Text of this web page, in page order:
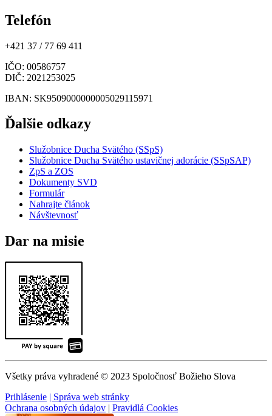
Telefón
+421 37 / 77 69 411
IČO: 00586757
DIČ: 2021253025
IBAN: SK9509000000005029115971
Ďalšie odkazy
Služobnice Ducha Svätého (SSpS)
Služobnice Ducha Svätého ustavičnej adorácie (SSpSAP)
ZpS a ZOS
Dokumenty SVD
Formulár
Nahrajte článok
Návštevnosť
Dar na misie
Všetky práva vyhradené © 2023 Spoločnosť Božieho Slova
Prihlásenie | Správa web stránky
Ochrana osobných údajov | Pravidlá Cookies